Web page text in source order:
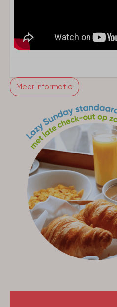
Combi magnetron
Vaatwasser
Complete keukeninventaris
Keuken
Gezelschap
Huisdiervrij
Woonruimte
Smart Tv
Buitenlandse TV-zenders
Woonkamer
Badkamer
Slaapkamer
Meer informatie